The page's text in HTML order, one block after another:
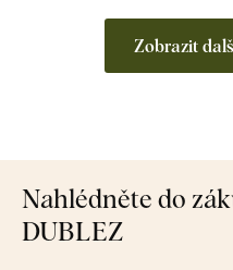
Zobrazit
Nahlédněte do
DUBLEZ